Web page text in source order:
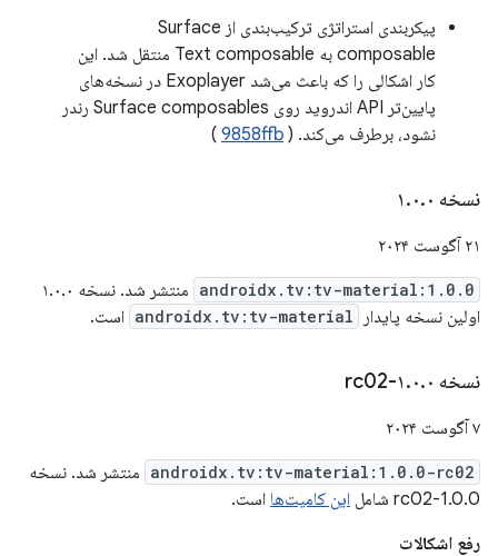
پیکربندی استراتژی ترکیب‌بندی از Surface
composable به Text composable منتقل شد. این
کار اشکالی را که باعث می‌شد Exoplayer در نسخه‌های
پایین‌تر API اندروید روی Surface composables رندر
نشود، برطرف می‌کند. ( 9858ffb
)
نسخه ۱ .۰.۰
۲۱ آگوست ۲۰۲۴
androidx.tv:tv-material:1.0.0
منتشر شد. نسخه ۱.۰.۰
اولین نسخه پایدار
androidx.tv:tv-material است.
نسخه ۱ .۰.۰-rc02
۷ آگوست ۲۰۲۴
androidx.tv:tv-material:1.0.0-rc02 منتشر شد. نسخه
1.0.0-rc02 شامل
این کامیت‌ها است.
رفع اشکالات